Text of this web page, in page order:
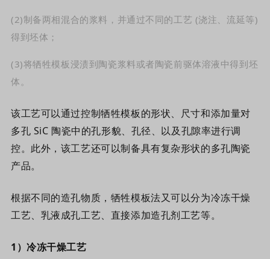
(2)制备两相混合的浆料，并通过不同的工艺 (浇注、流延等)
得到坯体；
(3)将牺牲模板浸渍到陶瓷浆料或者陶瓷前驱体溶液中得到坯
体。
该工艺可以通过控制牺牲模板的形状、尺寸和添加量对
多孔 SiC 陶瓷中的孔形貌、孔径、以及孔隙率进行调
控。此外，该工艺还可以制备具有复杂形状的多孔陶瓷
产品。
根据不同的造孔物质，牺牲模板法又可以分为冷冻干燥
工艺、乳液成孔工艺、直接添加造孔剂工艺等。
1 ）冷冻干燥工艺